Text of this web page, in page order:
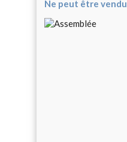
Ne peut être vendu